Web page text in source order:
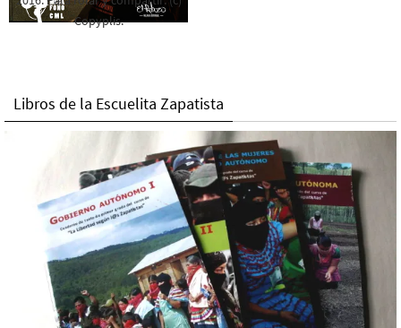
Copyplis.
Libros de la Escuelita Zapatista